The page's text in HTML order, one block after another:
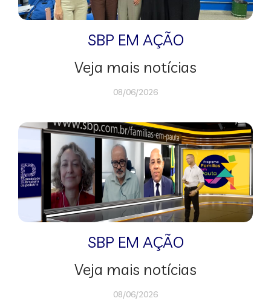
SBP EM AÇÃO
Veja mais notícias
08/06/2026
SBP EM AÇÃO
Veja mais notícias
08/06/2026